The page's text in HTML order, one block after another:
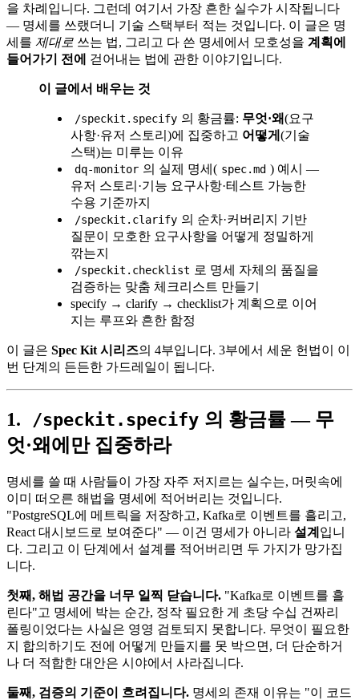
을 차례입니다. 그런데 여기서 가장 흔한 실수가 시작됩니다
— 명세를 쓰랬더니 기술 스택부터 적는 것입니다. 이 글은 명
세를 제대로 쓰는 법, 그리고 다 쓴 명세에서 모호성을 계획에
들어가기 전에
걷어내는 법에 관한 이야기입니다.
이 글에서 배우는 것
/speckit.specify 의 황금률: 무엇·왜(요구
사항·유저 스토리)에 집중하고 어떻게 (기술
스택)는 미루는 이유
dq-monitor 의 실제 명세( spec.md ) 예시 —
유저 스토리·기능 요구사항·테스트 가능한
수용 기준까지
/speckit.clarify 의 순차·커버리지 기반
질문이 모호한 요구사항을 어떻게 정밀하게
깎는지
/speckit.checklist 로 명세 자체의 품질을
검증하는 맞춤 체크리스트 만들기
specify → clarify → checklist가 계획으로 이어
지는 루프와 흔한 함정
이 글은 Spec Kit 시리즈의 4부입니다. 3부에서 세운 헌법이 이
번 단계의 든든한 가드레일이 됩니다.
1. /speckit.specify 의 황금률 — 무
엇·왜에만 집중하라
명세를 쓸 때 사람들이 가장 자주 저지르는 실수는, 머릿속에
이미 떠오른 해법을 명세에 적어버리는 것입니다.
"PostgreSQL에 메트릭을 저장하고, Kafka로 이벤트를 흘리고,
React 대시보드로 보여준다" — 이건 명세가 아니라 설계 입니
다. 그리고 이 단계에서 설계를 적어버리면 두 가지가 망가집
니다.
첫째, 해법 공간을 너무 일찍 닫습니다. "Kafka로 이벤트를 흘
린다"고 명세에 박는 순간, 정작 필요한 게 초당 수십 건짜리
폴링이었다는 사실은 영영 검토되지 못합니다. 무엇이 필요한
지 합의하기도 전에 어떻게 만들지를 못 박으면, 더 단순하거
나 더 적합한 대안은 시야에서 사라집니다.
둘째, 검증의 기준이 흐려집니다. 명세의 존재 이유는 "이 코드